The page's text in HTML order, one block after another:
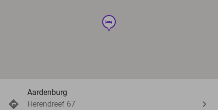
hotel
Aardenburg
Herendreef 67